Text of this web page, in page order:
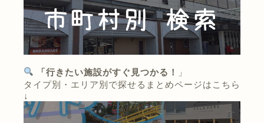
「行きたい施設がすぐ見つかる！
」
タイプ別・エリア別で探せるまとめページはこちら
↓